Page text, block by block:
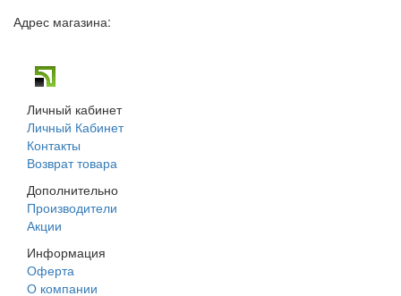
Адрес магазина:
Личный кабинет
Личный Кабинет
Контакты
Возврат товара
Дополнительно
Производители
Акции
Информация
Оферта
О компании